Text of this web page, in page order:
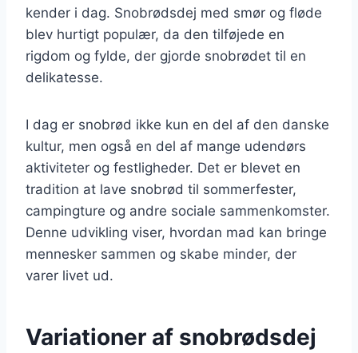
kender i dag. Snobrødsdej med smør og fløde
blev hurtigt populær, da den tilføjede en
rigdom og fylde, der gjorde snobrødet til en
delikatesse.
I dag er snobrød ikke kun en del af den danske
kultur, men også en del af mange udendørs
aktiviteter og festligheder. Det er blevet en
tradition at lave snobrød til sommerfester,
campingture og andre sociale sammenkomster.
Denne udvikling viser, hvordan mad kan bringe
mennesker sammen og skabe minder, der
varer livet ud.
Variationer af snobrødsdej